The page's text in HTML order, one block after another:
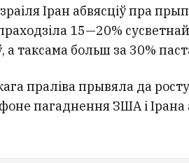
Іран абвясціў пра
15—20%
а таксама больш за 30%
праліва прывяла да
пагаднення ЗША і Ірана